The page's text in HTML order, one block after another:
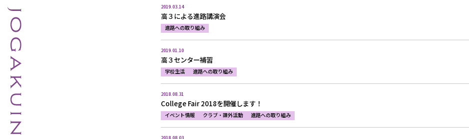
2019.03.14
高３による進路講演会
進路への取り組み
2019.01.10
高３センター補習
学校生活 進路への取り組み
2018.08.31
College Fair 2018を開催します！
イベント情報 クラブ・課外活動 進路への取り組み
2018.08.03